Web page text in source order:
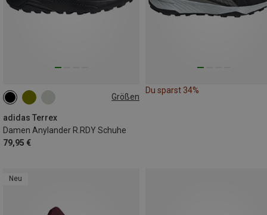
Größen
adidas Terrex
Damen Anylander R.RDY Schuhe
79,95 €
Du sparst 34%
Neu